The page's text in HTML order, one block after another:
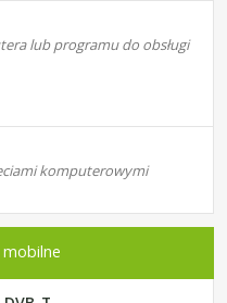
lub programu do obsługi
komputerowymi